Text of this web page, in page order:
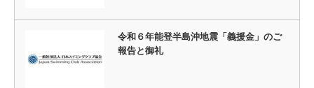
令和６年能登半島沖地震「義援金」のご
報告と御礼